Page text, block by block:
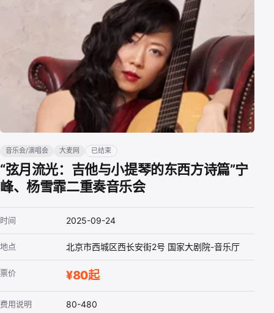
音乐会/演唱会 大麦网 已结束
“弦月流光：吉他与小提琴的东西方诗篇”宁
峰、杨雪霏二重奏音乐会
时间 2025-09-24
地点 北京市西城区西长安街2号 国家大剧院-音乐厅
票价 ¥80起
费用说明 80-480